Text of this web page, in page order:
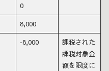
0
8,000
‐8,000
課税された
課税対象金
額を限度に